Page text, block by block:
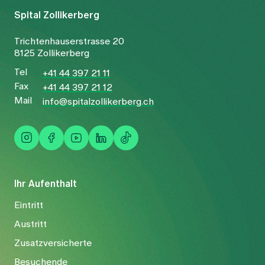
Ihr Aufenthalt
Eintritt
Austritt
Zusatzversicherte
Besuchende
Spital Zollikerberg
Trichtenhauserstrasse 20
8125 Zollikerberg
Tel
+41 44 397 21 11
Fax
+41 44 397 21 12
Mail
info@spitalzollikerberg.ch